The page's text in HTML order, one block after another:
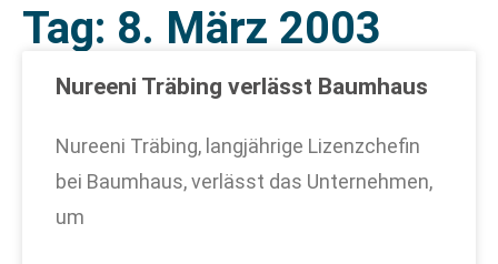
Tag: 8. März 2003
Nureeni Träbing verlässt Baumhaus
Nureeni Träbing, langjährige Lizenzchefin
bei Baumhaus, verlässt das Unternehmen,
um